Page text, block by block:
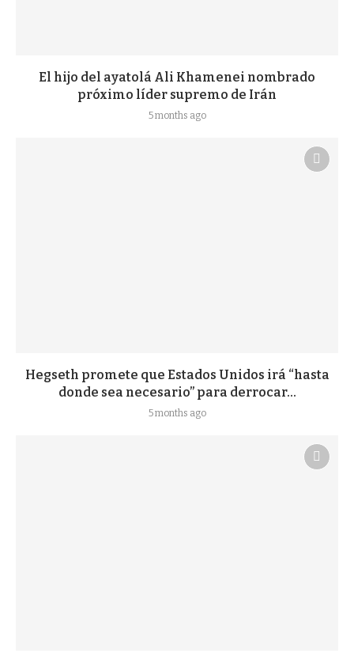
El hijo del ayatolá Ali Khamenei nombrado
próximo líder supremo de Irán
5 months ago
Hegseth promete que Estados Unidos irá “hasta
donde sea necesario” para derrocar...
5 months ago